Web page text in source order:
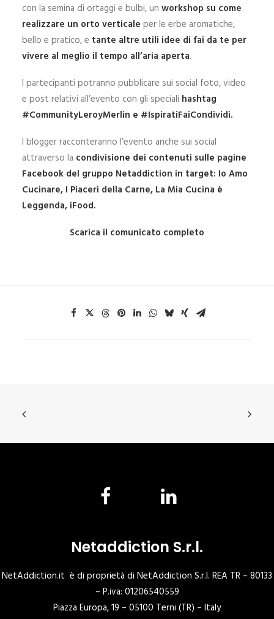
con la semina di ortaggi e bulbi, un workshop su come
realizzare un orto verticale per le erbe aromatiche,
bello e pratico, e tante altre utili idee di fai da te per
vivere al meglio il tempo all’aria aperta.
I partecipanti potranno pubblicare sui social foto, video
e post relativi all’evento con gli speciali hashtag
#CommunityLeroyMerlin e #IspiratiFaiCondividi.
I blogger racconteranno l’evento anche sui social
attraverso la condivisione dei contenuti sulle pagine
Facebook del gruppo Netaddiction in target: Io Amo
Cucinare, I Piaceri della Carne, La Mia Cucina è
Leggenda, iFood.
Scarica il comunicato completo
Netaddiction S.r.l.
NetAddiction.it è di proprietà di NetAddiction S.r.l. REA TR – 80133
– P.iva: 01206540559
Piazza Europa, 19 – 05100 Terni (TR) – Italy